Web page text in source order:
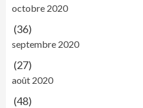
octobre 2020
(36)
septembre 2020
(27)
août 2020
(48)